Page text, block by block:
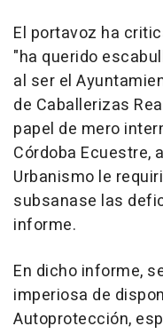
El portavoz ha
"ha querido
al ser el
de Caballerizas
papel de mero
Córdoba Ecuestre,
Urbanismo le
subsanase las
informe.
En dicho informe,
imperiosa de
Autoprotección,